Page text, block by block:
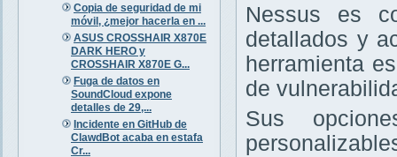
Copia de seguridad de mi
móvil, ¿mejor hacerla en ...
ASUS CROSSHAIR X870E
DARK HERO y
CROSSHAIR X870E G...
Fuga de datos en
SoundCloud expone
detalles de 29,...
Incidente en GitHub de
ClawdBot acaba en estafa
Cr...
Nessus es
detallados y
herramienta
de
Sus